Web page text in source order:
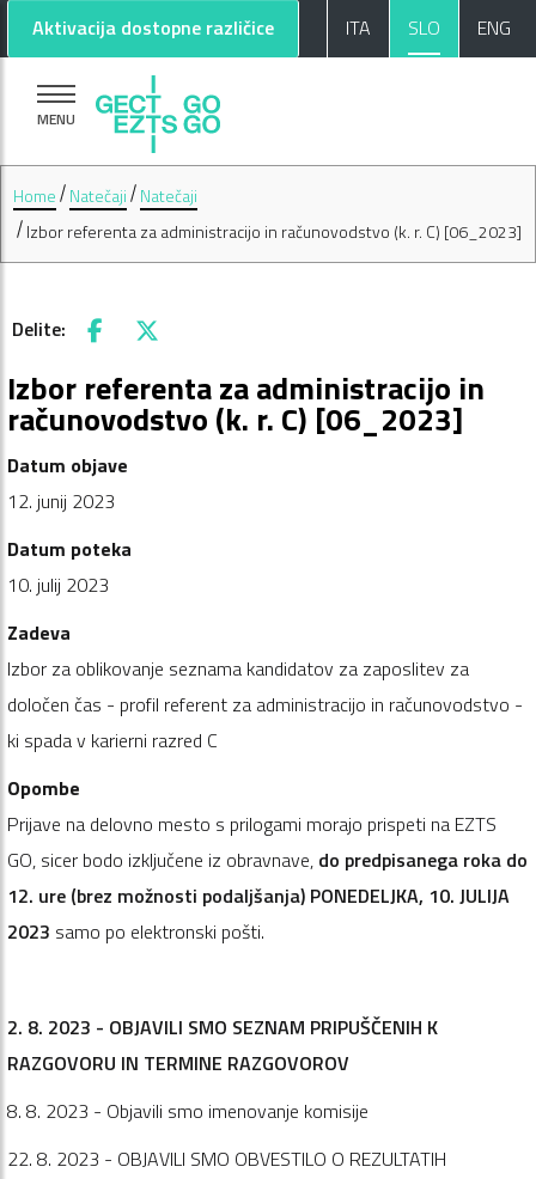
Pojdi na glavno vsebino
Pojdi na nogo strani
Aktivacija dostopne različice ITA SLO ENG
MENU
Home Natečaji
Natečaji
Izbor referenta za administracijo in računovodstvo (k. r. C) [06_2023]
Delite: Facebook
X
Izbor referenta za administracijo in
računovodstvo (k. r. C) [06_2023]
Datum objave
12. junij 2023
Datum poteka
10. julij 2023
Zadeva
Izbor za oblikovanje seznama kandidatov za zaposlitev za
določen čas - profil referent za administracijo in računovodstvo -
ki spada v karierni razred C
Opombe
Prijave na delovno mesto s prilogami morajo prispeti na EZTS
GO, sicer bodo izključene iz obravnave, do predpisanega roka do
12. ure (brez možnosti podaljšanja) PONEDELJKA, 10. JULIJA
2023 samo po elektronski pošti.
2. 8. 2023 - OBJAVILI SMO SEZNAM PRIPUŠČENIH K
RAZGOVORU IN TERMINE RAZGOVOROV
8. 8. 2023 - Objavili smo imenovanje komisije
22. 8. 2023 - OBJAVILI SMO OBVESTILO O REZULTATIH